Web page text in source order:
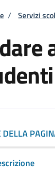
/ Servizi
DELLA